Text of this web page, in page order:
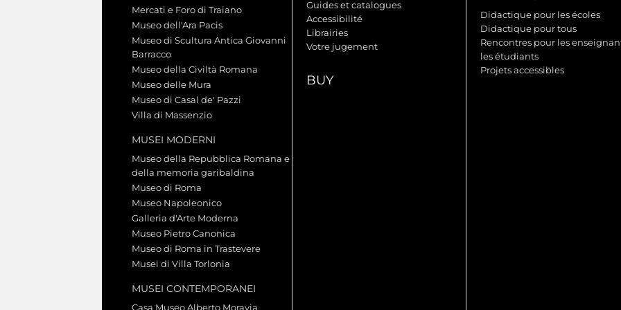
Mercati e Foro di Traiano
Museo dell'Ara Pacis
Museo di Scultura Antica Giovanni
Barracco
Museo della Civiltà Romana
Museo delle Mura
Museo di Casal de' Pazzi
Villa di Massenzio
MUSEI MODERNI
Museo della Repubblica Romana e
della memoria garibaldina
Museo di Roma
Museo Napoleonico
Galleria d'Arte Moderna
Museo Pietro Canonica
Museo di Roma in Trastevere
Musei di Villa Torlonia
MUSEI CONTEMPORANEI
Casa Museo Alberto Moravia
Guides et catalogues
Accessibilité
Librairies
Votre jugement
BUY
Didactique pour les écoles
Didactique pour tous
Rencontres pour les
les étudiants
Projets accessibles